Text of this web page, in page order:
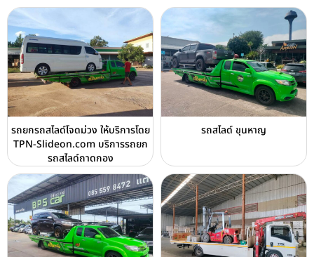
รถยกรถสไลด์โจดม่วง ให้บริการโดย
TPN-Slideon.com บริการรถยก
รถสไลด์ถาดกอง
รถสไลด์ ขุนหาญ